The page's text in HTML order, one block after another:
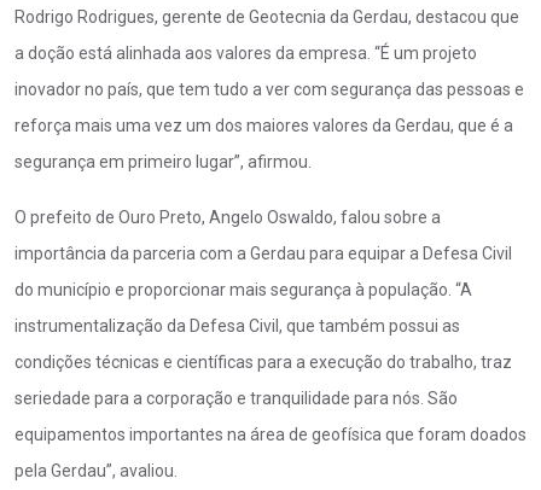
Rodrigo Rodrigues, gerente de Geotecnia da Gerdau, destacou que
a doção está alinhada aos valores da empresa. “É um projeto
inovador no país, que tem tudo a ver com segurança das pessoas e
reforça mais uma vez um dos maiores valores da Gerdau, que é a
segurança em primeiro lugar”, afirmou.
O prefeito de Ouro Preto, Angelo Oswaldo, falou sobre a
importância da parceria com a Gerdau para equipar a Defesa Civil
do município e proporcionar mais segurança à população. “A
instrumentalização da Defesa Civil, que também possui as
condições técnicas e científicas para a execução do trabalho, traz
seriedade para a corporação e tranquilidade para nós. São
equipamentos importantes na área de geofísica que foram doados
pela Gerdau”, avaliou.